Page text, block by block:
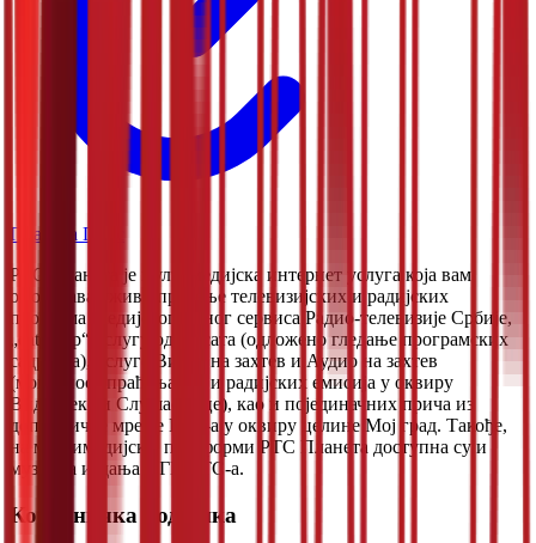
Планета Плус
РТС Планета је мултимедијска интернет услуга која вам
омогућава уживо праћење телевизијских и радијских
програма Медијског јавног сервиса Радио-телевизије Србије,
„catch up“ услугу од 72 сата (одложено гледање програмских
садржаја), услуге Видео на захтев и Аудио на захтев
(могућност праћења ТВ и радијских емисија у оквиру
Видеотеке и Слушаонице), као и појединачних прича из
дописничке мреже РТС-а у оквиру целине Мој град. Такође,
на мултимедијској платформи РТС Планета доступна су и
музичка издања ПГП РТС-а.
Корисничка подршка